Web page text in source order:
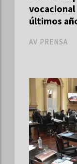
últimos
AV PRENSA